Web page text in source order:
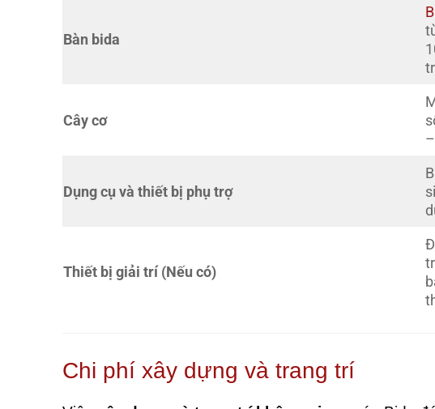
Bàn bida
Cây cơ
Dụng cụ và thiết bị phụ trợ
Thiết bị giải trí (Nếu có)
Chi phí xây dựng và trang trí